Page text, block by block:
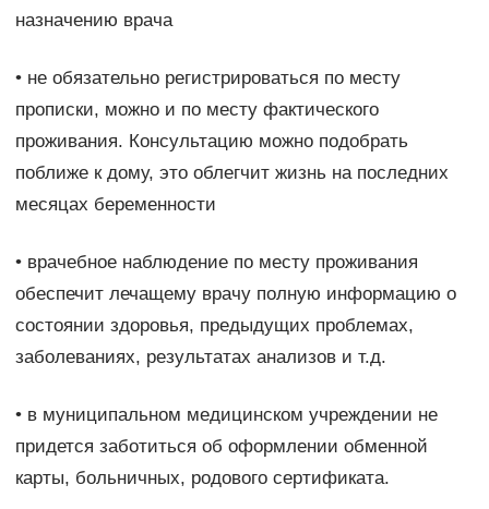
назначению врача
• не обязательно регистрироваться по месту
прописки, можно и по месту фактического
проживания. Консультацию можно подобрать
поближе к дому, это облегчит жизнь на последних
месяцах беременности
• врачебное наблюдение по месту проживания
обеспечит лечащему врачу полную информацию о
состоянии здоровья, предыдущих проблемах,
заболеваниях, результатах анализов и т.д.
• в муниципальном медицинском учреждении не
придется заботиться об оформлении обменной
карты, больничных, родового сертификата.